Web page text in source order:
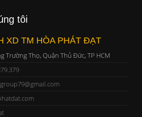
tôi
XD TM HÒA PHÁT ĐẠT
Trường Thọ, Quận Thủ Đức, TP HCM